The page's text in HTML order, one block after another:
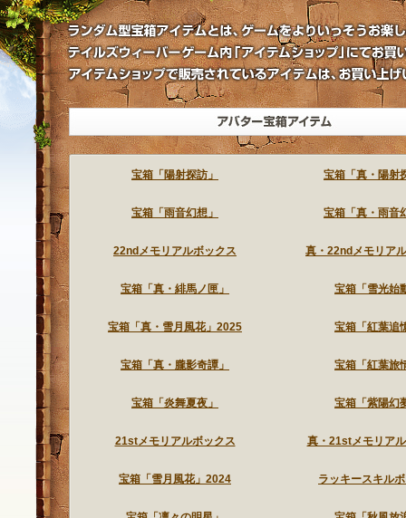
ランダム型宝箱アイテムとは、ゲームをよりいっそうお楽しみいただくた
アイテムショップで販売されているアイテムは、お買い上げいただかなく
宝箱「陽射探訪」 宝箱「真・陽射
宝箱「雨音幻想」 宝箱「真・雨音
22ndメモリアルボックス 真・22ndメモリア
宝箱「真・緋馬ノ匣」 宝箱「雪光始
宝箱「真・雪月風花」2025 宝箱「紅葉追
宝箱「真・朧影奇譚」 宝箱「紅葉旅
宝箱「炎舞夏夜」 宝箱「紫陽幻
21stメモリアルボックス 真・21stメモリア
宝箱「雪月風花」2024 ラッキースキル